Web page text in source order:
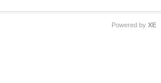
Powered by XE